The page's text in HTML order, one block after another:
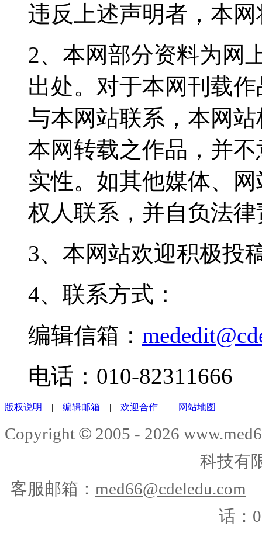
违反上述声明者，本
2、本网部分资料为网
出处。对于本网刊载
与本网站联系，本网
本网转载之作品，并
实性。如其他媒体、
权人联系，并自负法
3、本网站欢迎积极投
4、联系方式：
编辑信箱：
电话：010-82311666
版权说明 | 编辑邮箱 | 欢迎合作 | 网站地图
Copyright © 2005 - 2026
科技有
客服邮箱： med66@cdeledu.com
话：